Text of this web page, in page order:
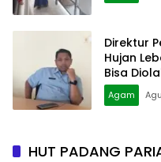
Direktur
Hujan
Bisa
Agam
HUT PADANG